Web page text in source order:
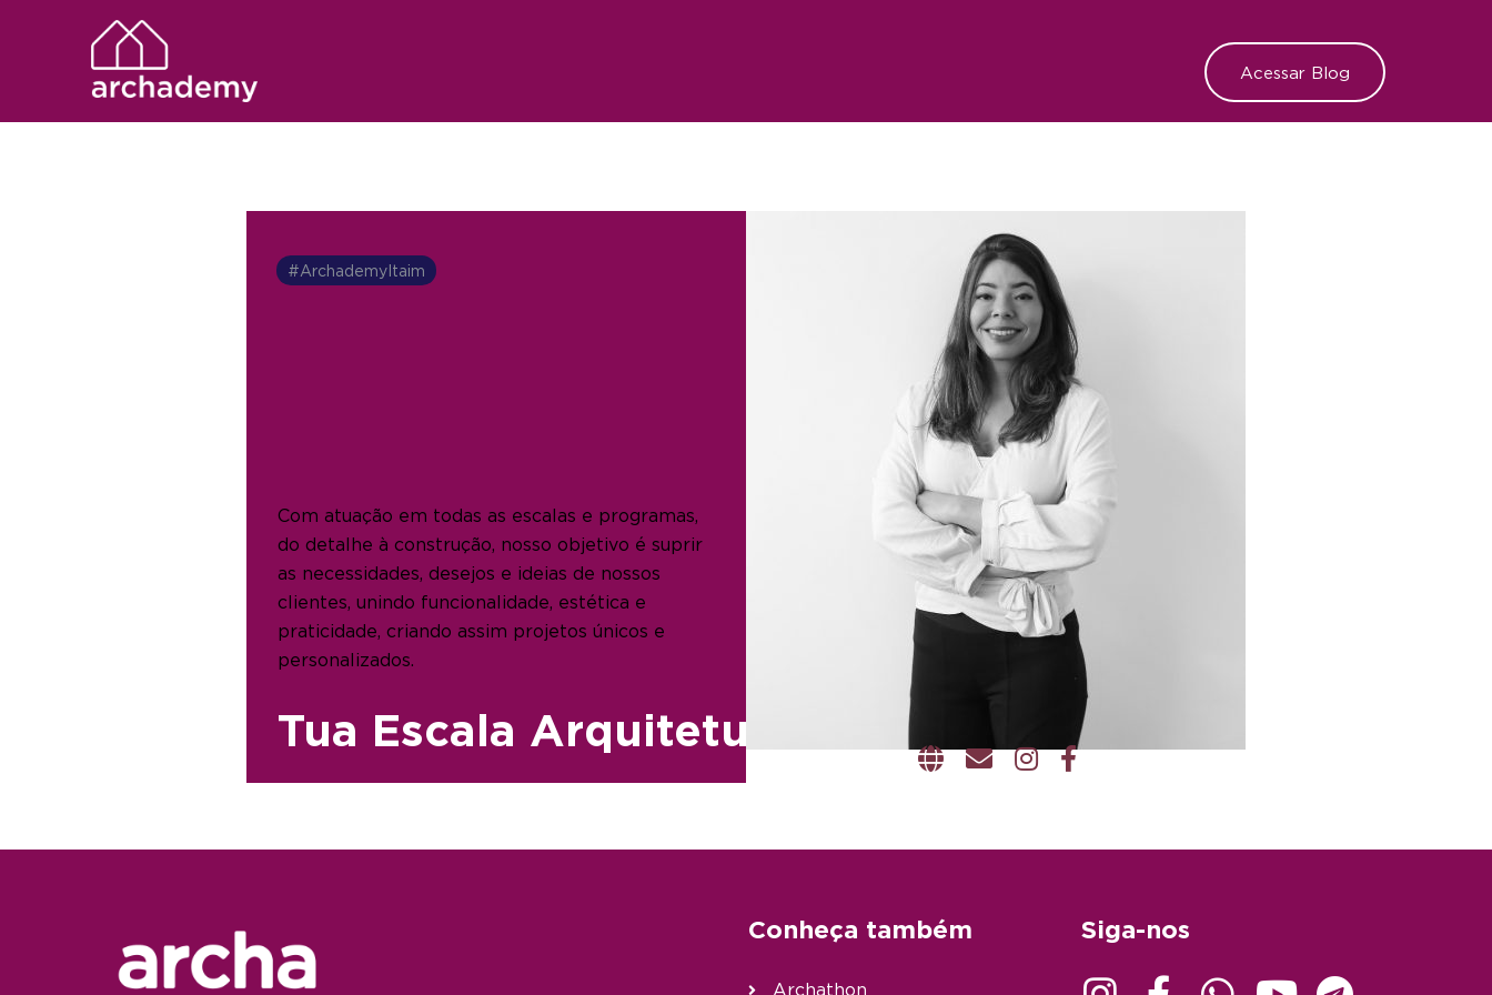
Acessar Blog
#ArchademyItaim
Com atuação em todas as escalas e programas,
do detalhe à construção, nosso objetivo é suprir
as necessidades, desejos e ideias de nossos
clientes, unindo funcionalidade, estética e
praticidade, criando assim projetos únicos e
personalizados.
Tua Escala Arquitetura
Conheça também
Archathon
Siga-nos